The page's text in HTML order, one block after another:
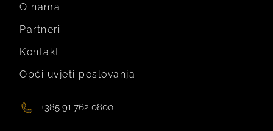
O nama
Partneri
Kontakt
Opći uvjeti poslovanja
+385 91 762 0800